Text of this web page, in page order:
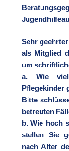
Sehr
als Mitglied
um
a. Wie
Pflegekinder
Bitte
betreuten
b. Wie hoch
stellen Sie
nach Alter